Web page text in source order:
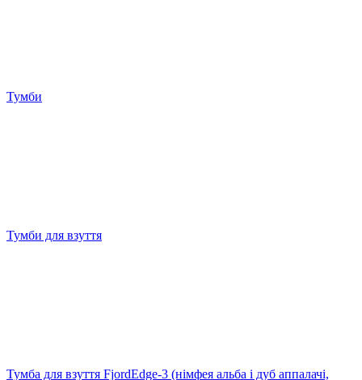
Тумби
Тумби для взуття
Тумба для взуття FjordEdge-3 (німфея альба і дуб аппалачі,